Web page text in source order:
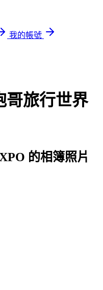
我的帳號
哥旅行世界
的相簿照片